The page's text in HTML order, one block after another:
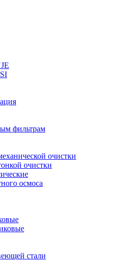
фильтрам
очистки
очистки
осмоса
стали